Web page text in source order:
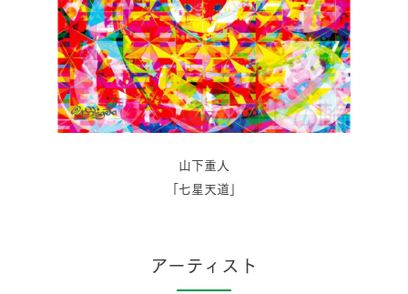
山下重人
「七星天道」
アーティスト